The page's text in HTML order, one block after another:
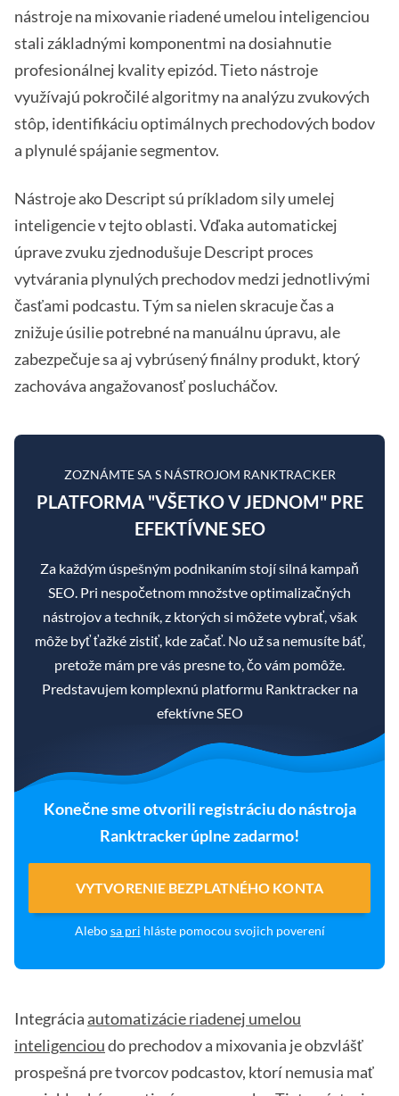
nástroje na mixovanie riadené umelou inteligenciou
stali základnými komponentmi na dosiahnutie
profesionálnej kvality epizód. Tieto nástroje
využívajú pokročilé algoritmy na analýzu zvukových
stôp, identifikáciu optimálnych prechodových bodov
a plynulé spájanie segmentov.
Nástroje ako Descript sú príkladom sily umelej
inteligencie v tejto oblasti. Vďaka automatickej
úprave zvuku zjednodušuje Descript proces
vytvárania plynulých prechodov medzi jednotlivými
časťami podcastu. Tým sa nielen skracuje čas a
znižuje úsilie potrebné na manuálnu úpravu, ale
zabezpečuje sa aj vybrúsený finálny produkt, ktorý
zachováva angažovanosť poslucháčov.
ZOZNÁMTE SA S NÁSTROJOM RANKTRACKER
PLATFORMA "VŠETKO V JEDNOM" PRE
EFEKTÍVNE SEO
Za každým úspešným podnikaním stojí silná kampaň
SEO. Pri nespočetnom množstve optimalizačných
nástrojov a techník, z ktorých si môžete vybrať, však
môže byť ťažké zistiť, kde začať. No už sa nemusíte báť,
pretože mám pre vás presne to, čo vám pomôže.
Predstavujem komplexnú platformu Ranktracker na
efektívne SEO
Konečne sme otvorili registráciu do nástroja
Ranktracker úplne zadarmo!
VYTVORENIE BEZPLATNÉHO KONTA
Alebosa pri hláste pomocou svojich poverení
Integrácia automatizácie riadenej umelou
inteligencioudo prechodov a mixovania je obzvlášť
prospešná pre tvorcov podcastov, ktorí nemusia mať